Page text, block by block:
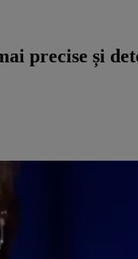
precise și